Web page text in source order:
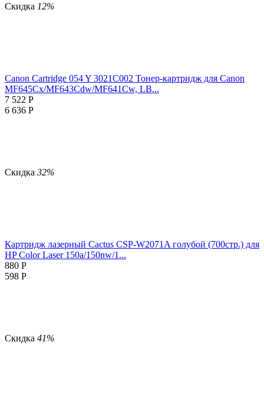
Скидка 12%
Canon Cartridge 054 Y 3021C002 Тонер-картридж для Canon
MF645Cx/MF643Cdw/MF641Cw, LB...
7 522 Р
6 636 Р
Скидка 32%
Картридж лазерный Cactus CSP-W2071A голубой (700стр.) для
HP Color Laser 150a/150nw/1...
880 Р
598 Р
Скидка 41%